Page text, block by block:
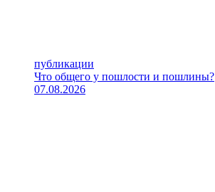
публикации
Что общего у пошлости и пошлины?
07.08.2026